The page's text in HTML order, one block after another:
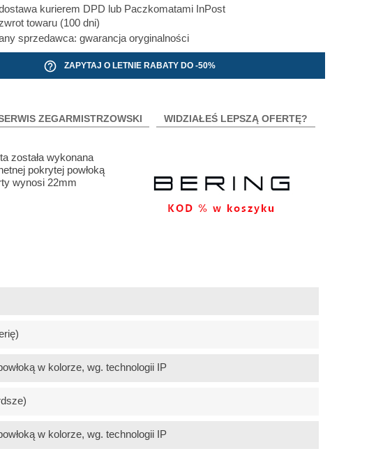
kurierem DPD lub Paczkomatami InPost
towaru (100 dni)
sprzedawca: gwarancja oryginalności
help_outline ZAPYTAJ O LETNIE RABATY DO -50%
ZEGARMISTRZOWSKI WIDZIAŁEŚ LEPSZĄ OFERTĘ?
została wykonana
pokrytej powłoką
wynosi 22mm
w kolorze, wg. technologii IP
w kolorze, wg. technologii IP